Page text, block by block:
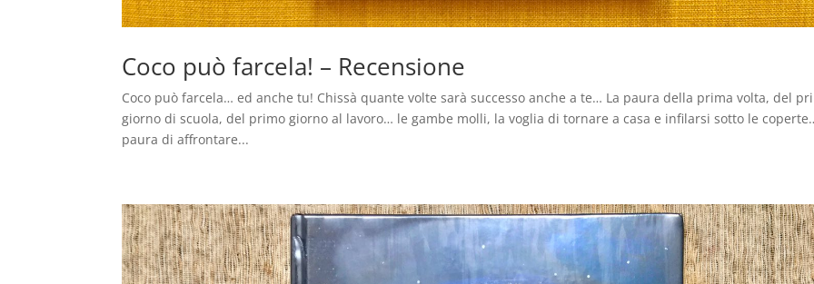
Coco può farcela! – Recensione
Coco può farcela… ed anche tu! Chissà quante volte sarà successo anche a te… La paura della prima volta, del
giorno di scuola, del primo giorno al lavoro… le gambe molli, la voglia di tornare a casa e infilarsi sotto le
paura di affrontare...